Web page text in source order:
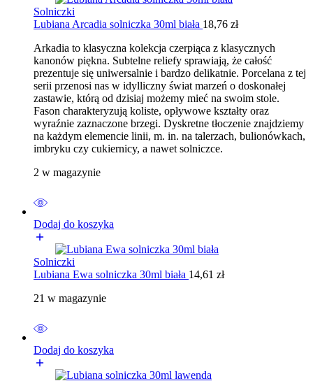
Solniczki
Lubiana Arcadia solniczka 30ml biała 18,76 zł
Arkadia to klasyczna kolekcja czerpiąca z klasycznych
kanonów piękna. Subtelne reliefy sprawiają, że całość
prezentuje się uniwersalnie i bardzo delikatnie. Porcelana z tej
serii przenosi nas w idylliczny świat marzeń o doskonałej
zastawie, którą od dzisiaj możemy mieć na swoim stole.
Fason charakteryzują koliste, opływowe kształty oraz
wyraźnie zaznaczone brzegi. Dyskretne tłoczenie znajdziemy
na każdym elemencie linii, m. in. na talerzach, bulionówkach,
imbryku czy cukiernicy, a nawet solniczce.
2 w magazynie
Dodaj do koszyka
Solniczki
Lubiana Ewa solniczka 30ml biała 14,61 zł
21 w magazynie
Dodaj do koszyka